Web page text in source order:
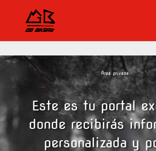
Área privada
Este es tu portal
donde recibirás
personalizada y